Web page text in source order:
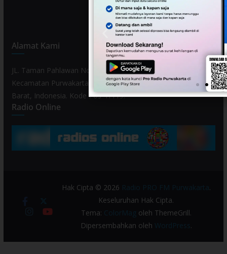
Alamat Kami
JL. Taman Pahlawan No. 80, Kelurahan Purwamekar,
Kecamatan Purwakarta, Kabupaten Purwakarta, Provinsi Jawa
Barat, Indonesia. Kode Pos 41119.
Radio Online
Hak Cipta © 2026 Radio PRO FM Purwakarta.
Keseluruhan Hak Cipta.
Tema: ColorMagoleh ThemeGrill.
Dipersembahkan oleh WordPress.